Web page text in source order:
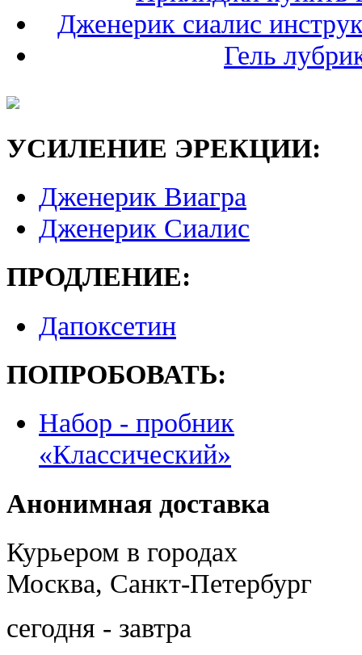
Дженерик сиалис
Гель
УСИЛЕНИЕ ЭРЕКЦИИ:
Дженерик Виагра
Дженерик Сиалис
ПРОДЛЕНИЕ:
Дапоксетин
ПОПРОБОВАТЬ:
Набор - пробник
«Классический»
Анонимная доставка
Курьером в городах
Москва, Санкт-Петербург
сегодня - завтра